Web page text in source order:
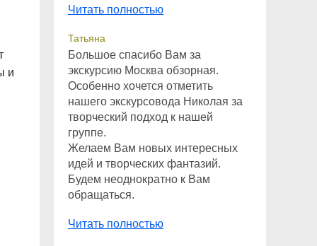
и
Читать полностью
Татьяна
Большое спасибо Вам за
экскурсию Москва обзорная.
Особенно хочется отметить
нашего экскурсовода Николая за
творческий подход к нашей
группе.
Желаем Вам новых интересных
идей и творческих фантазий.
Будем неоднократно к Вам
обращаться.
Читать полностью